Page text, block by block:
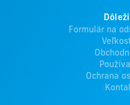
Formulár na
Ochrana